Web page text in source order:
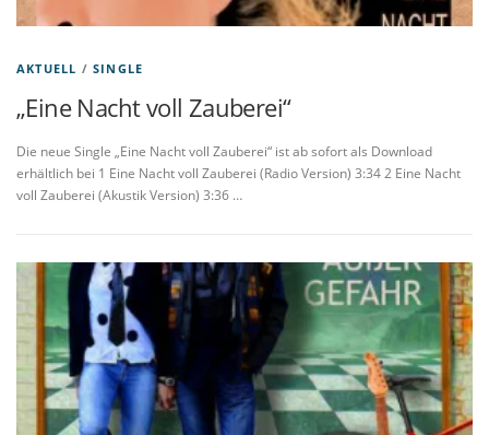
AKTUELL /SINGLE
„Eine Nacht voll Zauberei“
Die neue Single „Eine Nacht voll Zauberei“ ist ab sofort als Download
erhältlich bei 1 Eine Nacht voll Zauberei (Radio Version) 3:34 2 Eine Nacht
voll Zauberei (Akustik Version) 3:36 …